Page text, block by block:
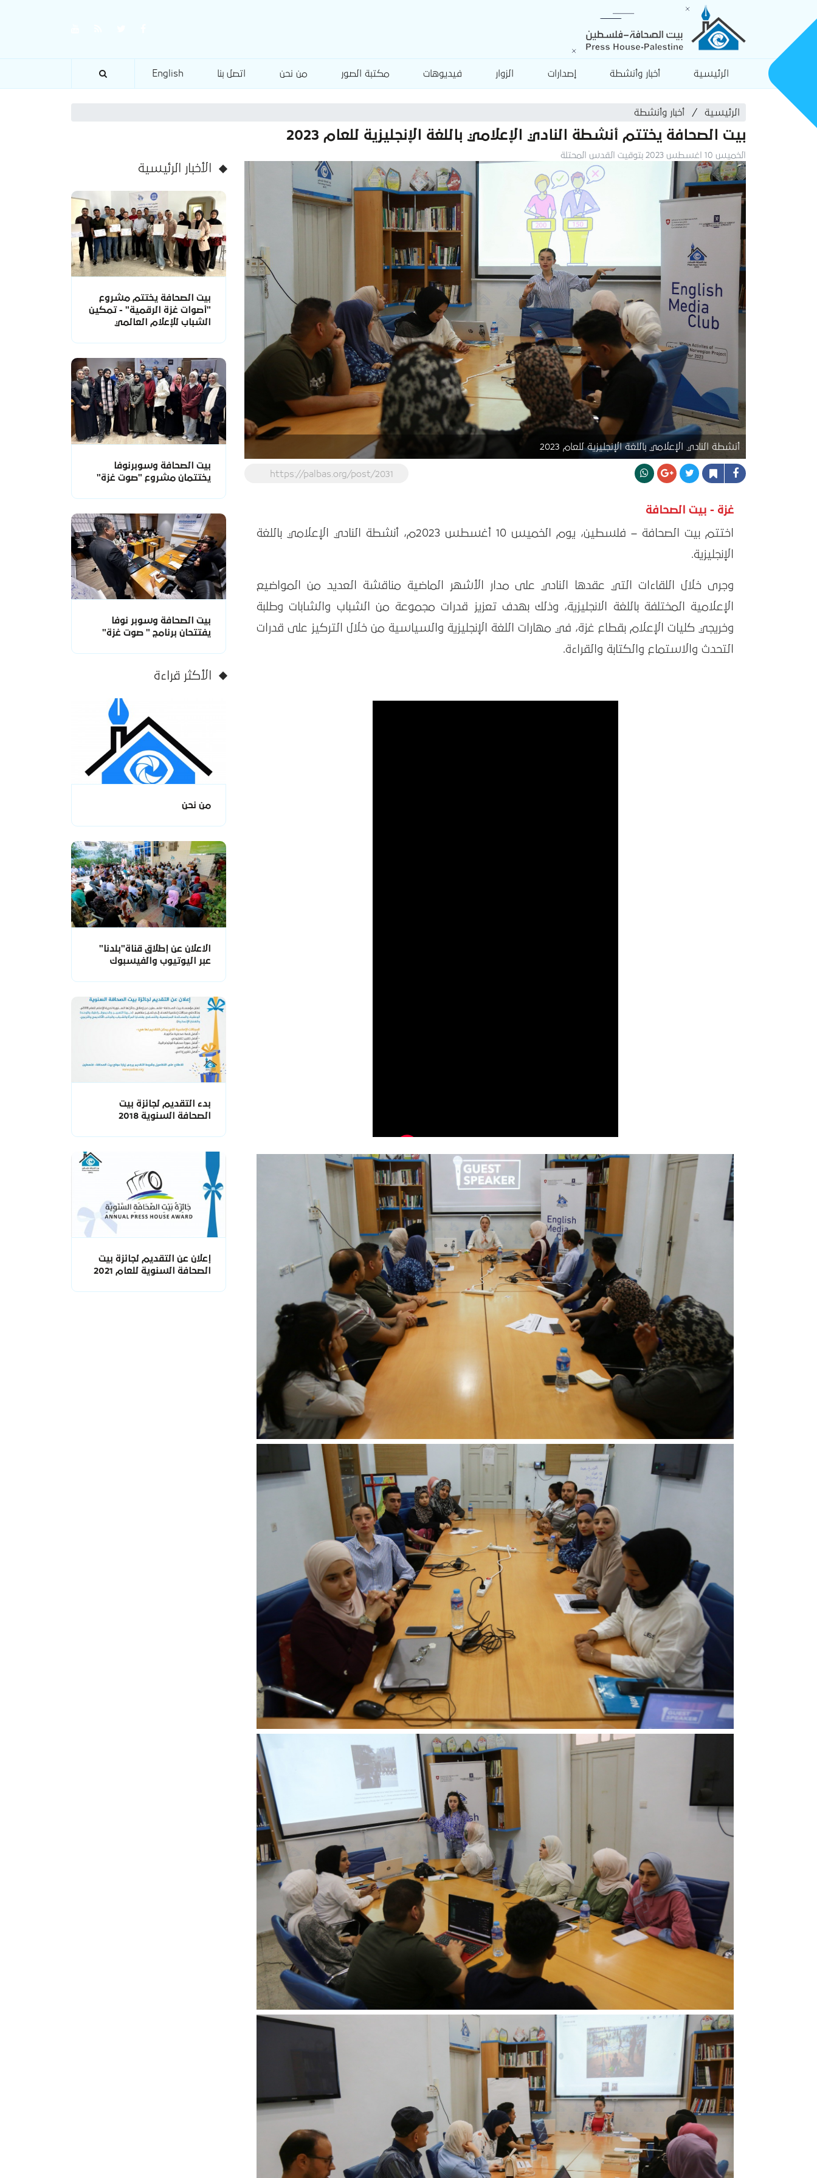
الرئيسية أخبار وأنشطة إصدارات الزوار فيديوهات مكتبة الصور من نحن اتصل بنا English
الرئيسية أخبار وأنشطة
بيت الصحافة يختتم أنشطة النادي الإعلامي باللغة الإنجليزية للعام 2023
الخميس 10 اغسطس 2023 بتوقيت القدس المحتلة
أنشطة النادي الإعلامي باللغة الإنجليزية للعام 2023
https://palbas.org/post/2031
غزة - بيت الصحافة
اختتم بيت الصحافة – فلسطين، يوم الخميس 10 أغسطس 2023م، أنشطة النادي الإعلامي باللغة
الإنجليزية.
وجرى خلال اللقاءات التي عقدها النادي على مدار الأشهر الماضية مناقشة العديد من المواضيع
الإعلامية المختلفة باللغة الانجليزية، وذلك بهدف تعزيز قدرات مجموعة من الشباب والشابات وطلبة
وخريجي كليات الإعلام بقطاع غزة، في مهارات اللغة الإنجليزية والسياسية من خلال التركيز على قدرات
التحدث والاستماع والكتابة والقراءة.
الأخبار الرئيسية
بيت الصحافة يختتم مشروع
"أصوات غزة الرقمية" - تمكين
الشباب للإعلام العالمي
بيت الصحافة وسوبرنوفا
يختتمان مشروع "صوت غزة"
بيت الصحافة وسوبر نوفا
يفتتحان برنامج " صوت غزة"
الأكثر قراءة
من نحن
الاعلان عن إطلاق قناة"بلدنا"
عبر اليوتيوب والفيسبوك
بدء التقديم لجائزة بيت
الصحافة السنوية 2018
إعلان عن التقديم لجائزة بيت
الصحافة السنوية للعام 2021